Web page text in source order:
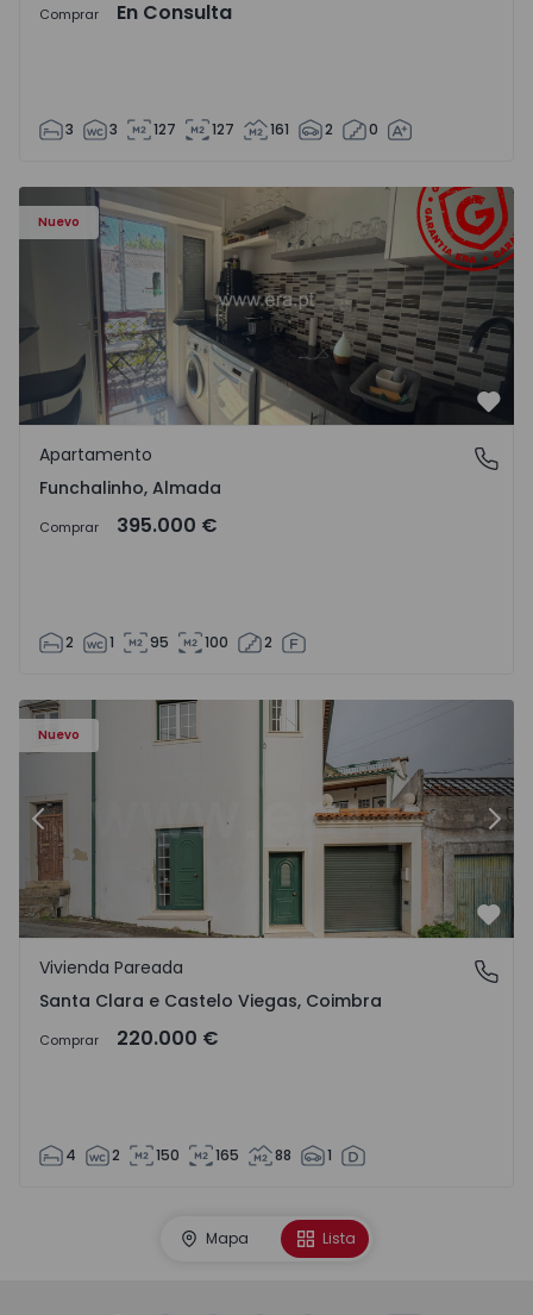
Comprar En Consulta
3 3 127 127 161 2 0
Nuevo
Apartamento T5 Almada, Funchalinho - 1574997 - 1
Funchalinho, Almada
Apartamento
Funchalinho, Almada
Comprar 395.000 €
2 1 95 100 2
Nuevo
Anterior
Santa Clara e Castelo Viegas, Coimbra
Vivienda Pareada
Santa Clara e Castelo Viegas, Coimbra
Comprar 220.000 €
4 2 150 165 88 1
Mapa Lista